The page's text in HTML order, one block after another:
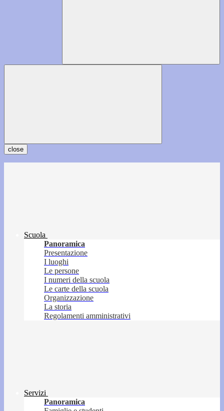
close
Scuola
Panoramica
Presentazione
I luoghi
Le persone
I numeri della scuola
Le carte della scuola
Organizzazione
La storia
Regolamenti amministrativi
Servizi
Panoramica